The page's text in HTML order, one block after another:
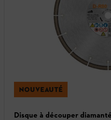
NOUVEAUTÉ
Disque à découper